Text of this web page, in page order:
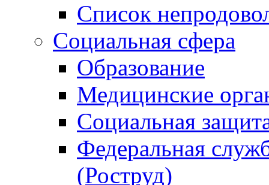
Список
Социальная сфера
Образование
Медицинские
Социальная
Федеральная
(Роструд)